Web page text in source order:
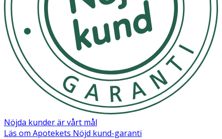
Nöjda kunder är vårt mål
Läs om Apotekets Nöjd kund-garanti